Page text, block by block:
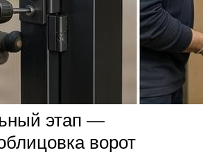
этап —
ворот